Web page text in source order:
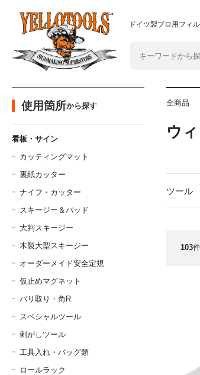
重要なおしらせ
ドイツ製プロ用フィ
全商品
ウ
ツール
103
使用箇所から探す
看板・サイン
カッティングマット
裏紙カッター
ナイフ・カッター
スキージー＆パッド
大判スキージー
木製大型スキージー
オーダーメイド安全定規
仮止めマグネット
バリ取り・角R
スペシャルツール
剥がしツール
工具入れ・バッグ類
ロールラック